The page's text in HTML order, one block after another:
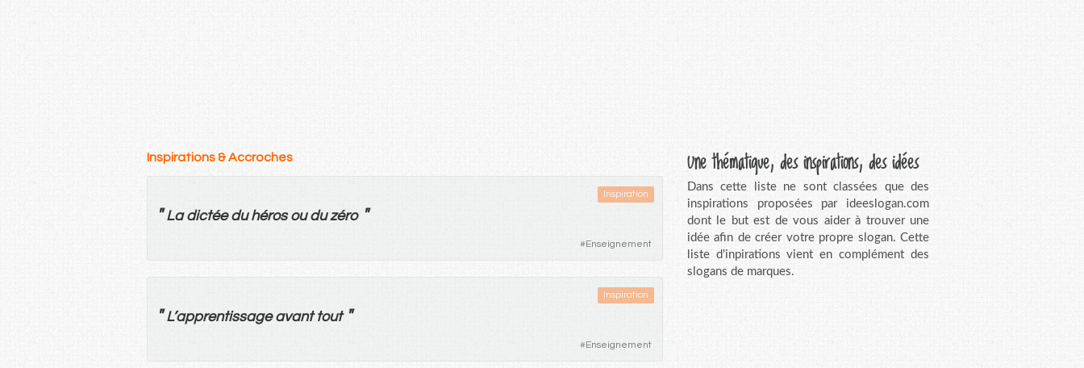
Inspirations & Accroches
Inspiration
" La dictée du héros ou du zéro "
#Enseignement
Inspiration
"L’apprentissage avant tout "
#Enseignement
Une thématique, des inspirations, des idées
Dans cette liste ne sont classées que des
inspirations proposées par ideeslogan.com
dont le but est de vous aider à trouver une
idée afin de créer votre propre slogan. Cette
liste d'inpirations vient en complément des
slogans de marques.